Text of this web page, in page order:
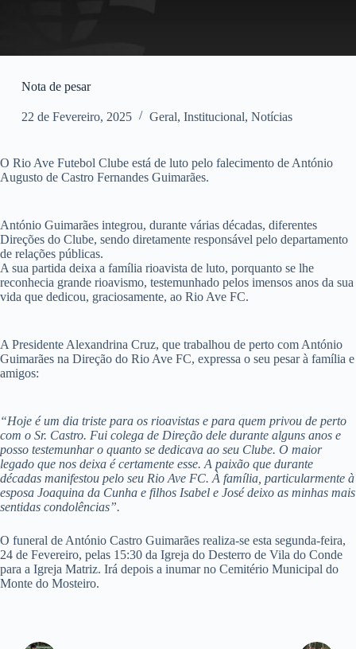
Nota de pesar
22 de Fevereiro, 2025 Geral, Institucional, Notícias
O Rio Ave Futebol Clube está de luto pelo falecimento de António
Augusto de Castro Fernandes Guimarães.
António Guimarães integrou, durante várias décadas, diferentes
Direções do Clube, sendo diretamente responsável pelo departamento
de relações públicas.
A sua partida deixa a família rioavista de luto, porquanto se lhe
reconhecia grande rioavismo, testemunhado pelos imensos anos da sua
vida que dedicou, graciosamente, ao Rio Ave FC.
A Presidente Alexandrina Cruz, que trabalhou de perto com António
Guimarães na Direção do Rio Ave FC, expressa o seu pesar à família e
amigos:
“Hoje é um dia triste para os rioavistas e para quem privou de perto
com o Sr. Castro. Fui colega de Direção dele durante alguns anos e
posso testemunhar o quanto se dedicava ao seu Clube. O maior
legado que nos deixa é certamente esse. A paixão que durante
décadas manifestou pelo seu Rio Ave FC. À família, particularmente à
esposa Joaquina da Cunha e filhos Isabel e José deixo as minhas mais
sentidas condolências”.
O funeral de António Castro Guimarães realiza-se esta segunda-feira,
24 de Fevereiro, pelas 15:30 da Igreja do Desterro de Vila do Conde
para a Igreja Matriz. Irá depois a inumar no Cemitério Municipal do
Monte do Mosteiro.